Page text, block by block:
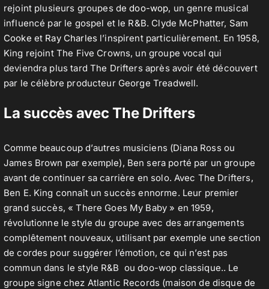
rejoint plusieurs groupes dedoo-wop, un genre musical
influencé par le gospel et le R&B. Clyde McPhatter, Sam
Cooke et Ray Charlesl’inspirent particulièrement. En 1958,
King rejoint The Five Crowns, un groupe vocal qui
deviendra plus tard The Drifters après avoir été découvert
par le célèbre producteur George Treadwell.
La succès avec The Drifters
Comme beaucoup d’autres musiciens (Diana Ross ou
James Brown par exemple), Ben sera porté par un groupe
avant de continuer sa carrière en solo. Avec The Drifters,
Ben E. King connaît un succès ennorme. Leur premier
grand succès, « There Goes My Baby » en 1959,
révolutionne le style du groupe avec des arrangements
complêtement nouveaux, utilisant par exemple une section
de cordes pour suggérer l’émotion, ce qui n’est pas
commun dans le style R&B ou doo-wop classique.. Le
groupe signe chez Atlantic Records (maison de disque de